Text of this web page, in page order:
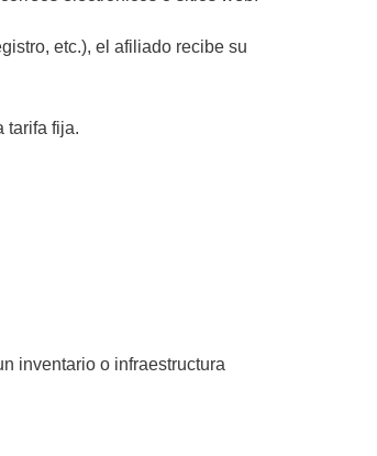
etc.), el afiliado recibe su
tarifa fija.
inventario o infraestructura